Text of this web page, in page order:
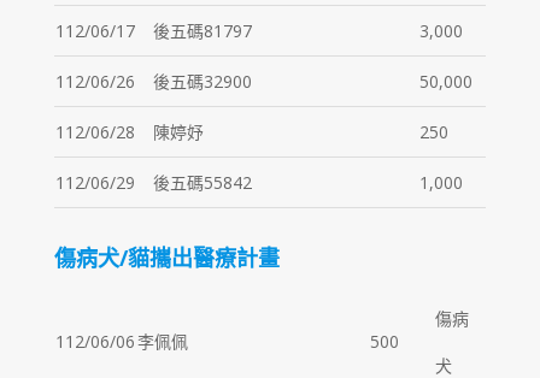
112/06/17 後五碼81797 3,000
112/06/26 後五碼32900 50,000
112/06/28 陳婷妤 250
112/06/29 後五碼55842 1,000
傷病犬/貓攜出醫療計畫
112/06/06李佩佩 500
傷病
犬